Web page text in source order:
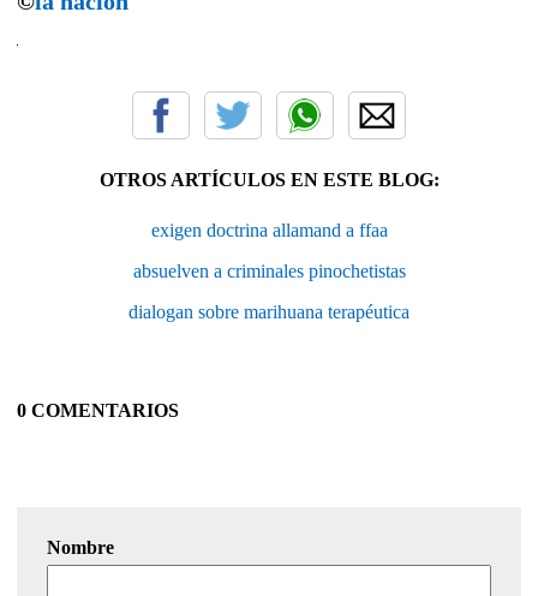
OTROS ARTÍCULOS EN ESTE BLOG:
exigen doctrina allamand a ffaa
absuelven a criminales pinochetistas
dialogan sobre marihuana terapéutica
0 COMENTARIOS
Nombre